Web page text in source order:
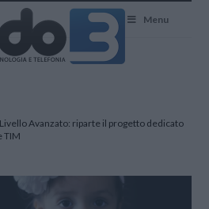
Menu
Avanzato: riparte il progetto dedicato
TIM